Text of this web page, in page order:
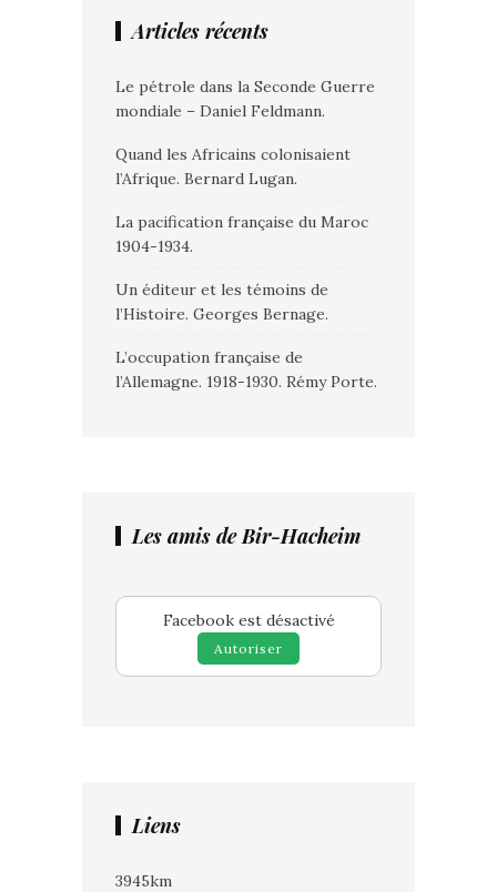
Articles récents
Le pétrole dans la Seconde Guerre
mondiale – Daniel Feldmann.
Quand les Africains colonisaient
l’Afrique. Bernard Lugan.
La pacification française du Maroc
1904-1934.
Un éditeur et les témoins de
l’Histoire. Georges Bernage.
L’occupation française de
l’Allemagne. 1918-1930. Rémy Porte.
Les amis de Bir-Hacheim
Facebook est désactivé
Autoriser
Liens
3945km